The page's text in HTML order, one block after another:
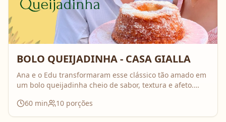
BOLO QUEIJADINHA - CASA GIALLA
Ana e o Edu transformaram esse clássico tão amado em
um bolo queijadinha cheio de sabor, textura e afeto.
que surpreende no resultado e perfuma a casa inteira
enquanto assa. Aperte o play, acompanhe o passo a
60 min 10 porções